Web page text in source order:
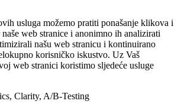
usluga možemo pratiti ponašanje klikova i
web stranice i anonimno ih analizirati
našu web stranicu i kontinuirano
korisničko iskustvo. Uz Vaš
web stranici koristimo sljedeće usluge
Clarity, A/B-Testing